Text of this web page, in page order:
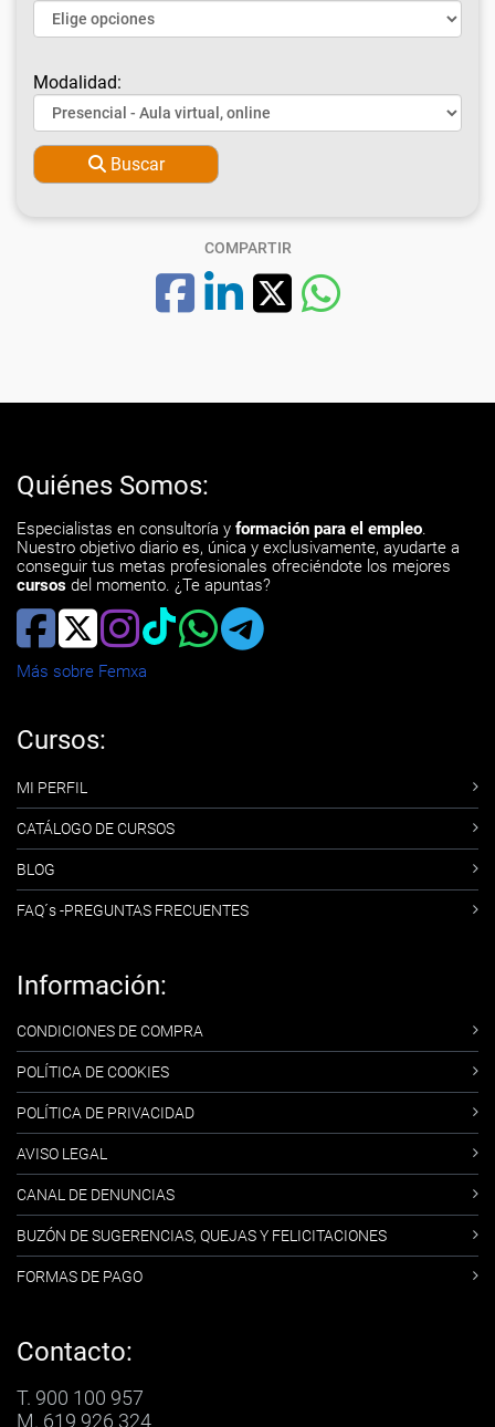
Modalidad:
Buscar
COMPARTIR
Quiénes Somos:
Especialistas en consultoría y formación para el empleo.
Nuestro objetivo diario es, única y exclusivamente, ayudarte a
conseguir tus metas profesionales ofreciéndote los mejores
cursos del momento. ¿Te apuntas?
Más sobre Femxa
Cursos:
MI PERFIL
CATÁLOGO DE CURSOS
BLOG
FAQ´s -PREGUNTAS FRECUENTES
Información:
CONDICIONES DE COMPRA
POLÍTICA DE COOKIES
POLÍTICA DE PRIVACIDAD
AVISO LEGAL
CANAL DE DENUNCIAS
BUZÓN DE SUGERENCIAS, QUEJAS Y FELICITACIONES
FORMAS DE PAGO
Contacto:
T. 900 100 957
M. 619 926 324